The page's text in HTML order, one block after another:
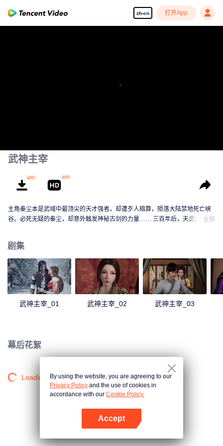
zh-cn 打开App
武神主宰
主角秦尘本是武域中最顶尖的天才强者，却遭歹人暗算，陨落大陆禁地死亡峡
谷。必死无疑的秦尘，却意外触发神秘古剑的力量…… 三百年后，天武大陆偏
写往日的强者神话，也为了守护自己所爱的一切，秦尘毅然决然扛起维护天下
五国的大任，再度踏上武道之路。
全部
剧集
武神主宰_01 武神主宰_02 武神主宰_03
幕后花絮
Loading…By using the website, you are agreeing to our
Privacy Policy and the use of cookies in
accordance with our Cookie Policy.
Accept